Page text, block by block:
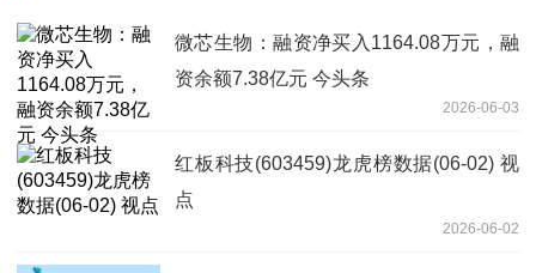
微芯生物：融资净买入1164.08万元，融
资余额7.38亿元 今头条
2026-06-03
红板科技(603459)龙虎榜数据(06-02) 视
点
2026-06-02